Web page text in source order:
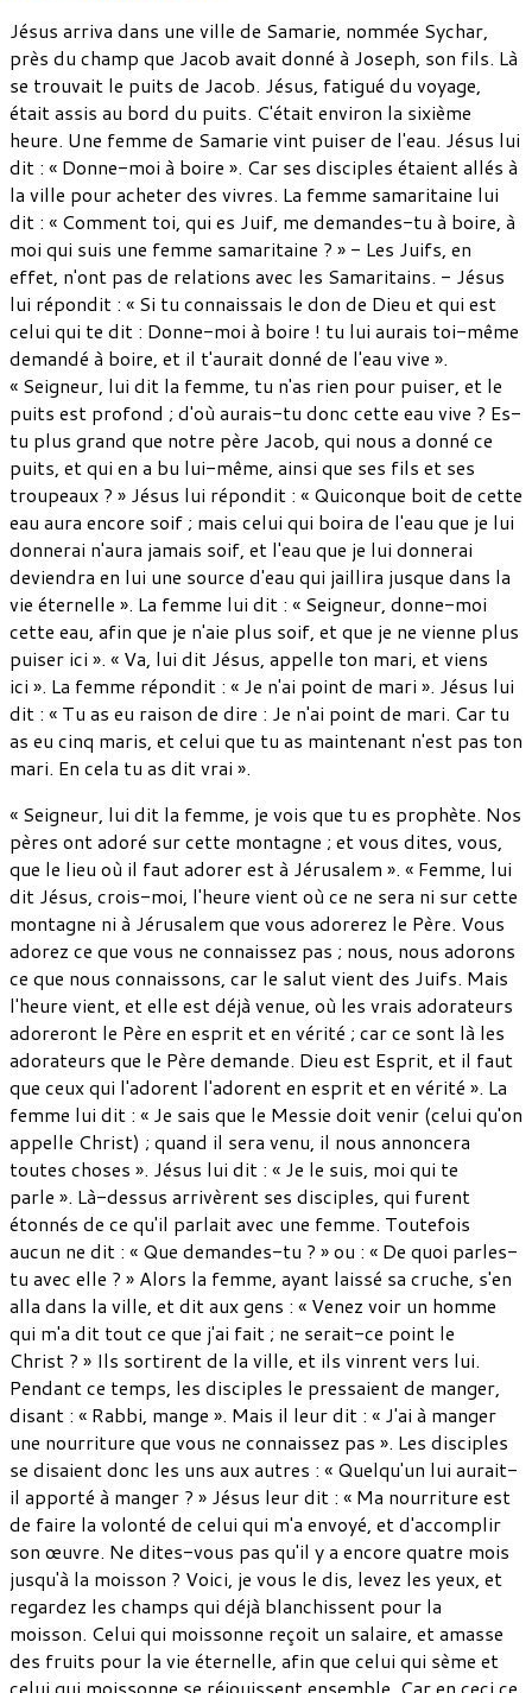
Jésus arriva dans une ville de Samarie, nommée Sychar,
près du champ que Jacob avait donné à Joseph, son fils. Là
se trouvait le puits de Jacob. Jésus, fatigué du voyage,
était assis au bord du puits. C'était environ la sixième
heure. Une femme de Samarie vint puiser de l'eau. Jésus lui
dit : « Donne-moi à boire ». Car ses disciples étaient allés à
la ville pour acheter des vivres. La femme samaritaine lui
dit : « Comment toi, qui es Juif, me demandes-tu à boire, à
moi qui suis une femme samaritaine ? » - Les Juifs, en
effet, n'ont pas de relations avec les Samaritains. - Jésus
lui répondit : « Si tu connaissais le don de Dieu et qui est
celui qui te dit : Donne-moi à boire ! tu lui aurais toi-même
demandé à boire, et il t'aurait donné de l'eau vive ».
« Seigneur, lui dit la femme, tu n'as rien pour puiser, et le
puits est profond ; d'où aurais-tu donc cette eau vive ? Es-
tu plus grand que notre père Jacob, qui nous a donné ce
puits, et qui en a bu lui-même, ainsi que ses fils et ses
troupeaux ? » Jésus lui répondit : « Quiconque boit de cette
eau aura encore soif ; mais celui qui boira de l'eau que je lui
donnerai n'aura jamais soif, et l'eau que je lui donnerai
deviendra en lui une source d'eau qui jaillira jusque dans la
vie éternelle ». La femme lui dit : « Seigneur, donne-moi
cette eau, afin que je n'aie plus soif, et que je ne vienne plus
puiser ici ». « Va, lui dit Jésus, appelle ton mari, et viens
ici ». La femme répondit : « Je n'ai point de mari ». Jésus lui
dit : « Tu as eu raison de dire : Je n'ai point de mari. Car tu
as eu cinq maris, et celui que tu as maintenant n'est pas ton
mari. En cela tu as dit vrai ».
« Seigneur, lui dit la femme, je vois que tu es prophète. Nos
pères ont adoré sur cette montagne ; et vous dites, vous,
que le lieu où il faut adorer est à Jérusalem ». « Femme, lui
dit Jésus, crois-moi, l'heure vient où ce ne sera ni sur cette
montagne ni à Jérusalem que vous adorerez le Père. Vous
adorez ce que vous ne connaissez pas ; nous, nous adorons
ce que nous connaissons, car le salut vient des Juifs. Mais
l'heure vient, et elle est déjà venue, où les vrais adorateurs
adoreront le Père en esprit et en vérité ; car ce sont là les
adorateurs que le Père demande. Dieu est Esprit, et il faut
que ceux qui l'adorent l'adorent en esprit et en vérité ». La
femme lui dit : « Je sais que le Messie doit venir (celui qu'on
appelle Christ) ; quand il sera venu, il nous annoncera
toutes choses ». Jésus lui dit : « Je le suis, moi qui te
parle ». Là-dessus arrivèrent ses disciples, qui furent
étonnés de ce qu'il parlait avec une femme. Toutefois
aucun ne dit : « Que demandes-tu ? » ou : « De quoi parles-
tu avec elle ? » Alors la femme, ayant laissé sa cruche, s'en
alla dans la ville, et dit aux gens : « Venez voir un homme
qui m'a dit tout ce que j'ai fait ; ne serait-ce point le
Christ ? » Ils sortirent de la ville, et ils vinrent vers lui.
Pendant ce temps, les disciples le pressaient de manger,
disant : « Rabbi, mange ». Mais il leur dit : « J'ai à manger
une nourriture que vous ne connaissez pas ». Les disciples
se disaient donc les uns aux autres : « Quelqu'un lui aurait-
il apporté à manger ? » Jésus leur dit : « Ma nourriture est
de faire la volonté de celui qui m'a envoyé, et d'accomplir
son œuvre. Ne dites-vous pas qu'il y a encore quatre mois
jusqu'à la moisson ? Voici, je vous le dis, levez les yeux, et
regardez les champs qui déjà blanchissent pour la
moisson. Celui qui moissonne reçoit un salaire, et amasse
des fruits pour la vie éternelle, afin que celui qui sème et